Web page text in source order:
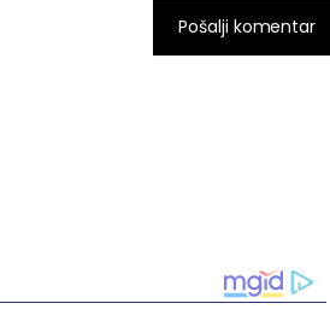
Pošalji komentar